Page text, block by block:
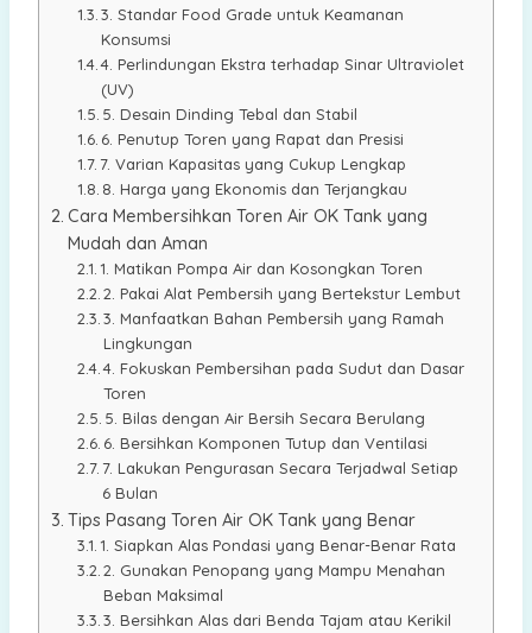
3. Standar Food Grade untuk Keamanan
Konsumsi
4. Perlindungan Ekstra terhadap Sinar Ultraviolet
(UV)
5. Desain Dinding Tebal dan Stabil
6. Penutup Toren yang Rapat dan Presisi
7. Varian Kapasitas yang Cukup Lengkap
8. Harga yang Ekonomis dan Terjangkau
Cara Membersihkan Toren Air OK Tank yang
Mudah dan Aman
1. Matikan Pompa Air dan Kosongkan Toren
2. Pakai Alat Pembersih yang Bertekstur Lembut
3. Manfaatkan Bahan Pembersih yang Ramah
Lingkungan
4. Fokuskan Pembersihan pada Sudut dan Dasar
Toren
5. Bilas dengan Air Bersih Secara Berulang
6. Bersihkan Komponen Tutup dan Ventilasi
7. Lakukan Pengurasan Secara Terjadwal Setiap
6 Bulan
Tips Pasang Toren Air OK Tank yang Benar
1. Siapkan Alas Pondasi yang Benar-Benar Rata
2. Gunakan Penopang yang Mampu Menahan
Beban Maksimal
3. Bersihkan Alas dari Benda Tajam atau Kerikil